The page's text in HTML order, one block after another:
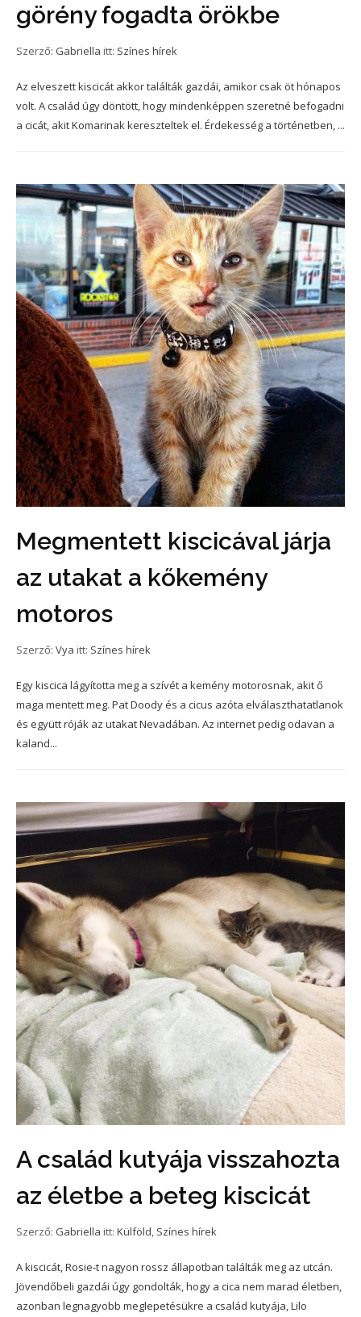
görény fogadta örökbe
Szerző: Gabriella itt: Színes hírek
Az elveszett kiscicát akkor találták gazdái, amikor csak öt hónapos
volt. A család úgy döntött, hogy mindenképpen szeretné befogadni
a cicát, akit Komarinak kereszteltek el. Érdekesség a történetben, ...
Megmentett kiscicával járja
az utakat a kőkemény
motoros
Szerző: Vya itt: Színes hírek
Egy kiscica lágyította meg a szívét a kemény motorosnak, akit ő
maga mentett meg. Pat Doody és a cicus azóta elválaszthatatlanok
és együtt róják az utakat Nevadában. Az internet pedig odavan a
kaland...
A család kutyája visszahozta
az életbe a beteg kiscicát
Szerző: Gabriella itt: Külföld, Színes hírek
A kiscicát, Rosie-t nagyon rossz állapotban találták meg az utcán.
Jövendőbeli gazdái úgy gondolták, hogy a cica nem marad életben,
azonban legnagyobb meglepetésükre a család kutyája, Lilo